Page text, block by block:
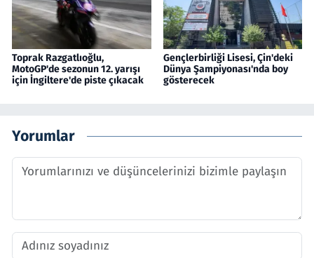
Toprak Razgatlıoğlu,
MotoGP'de sezonun 12. yarışı
için İngiltere'de piste çıkacak
Gençlerbirliği Lisesi, Çin'deki
Dünya Şampiyonası'nda boy
gösterecek
Yorumlar